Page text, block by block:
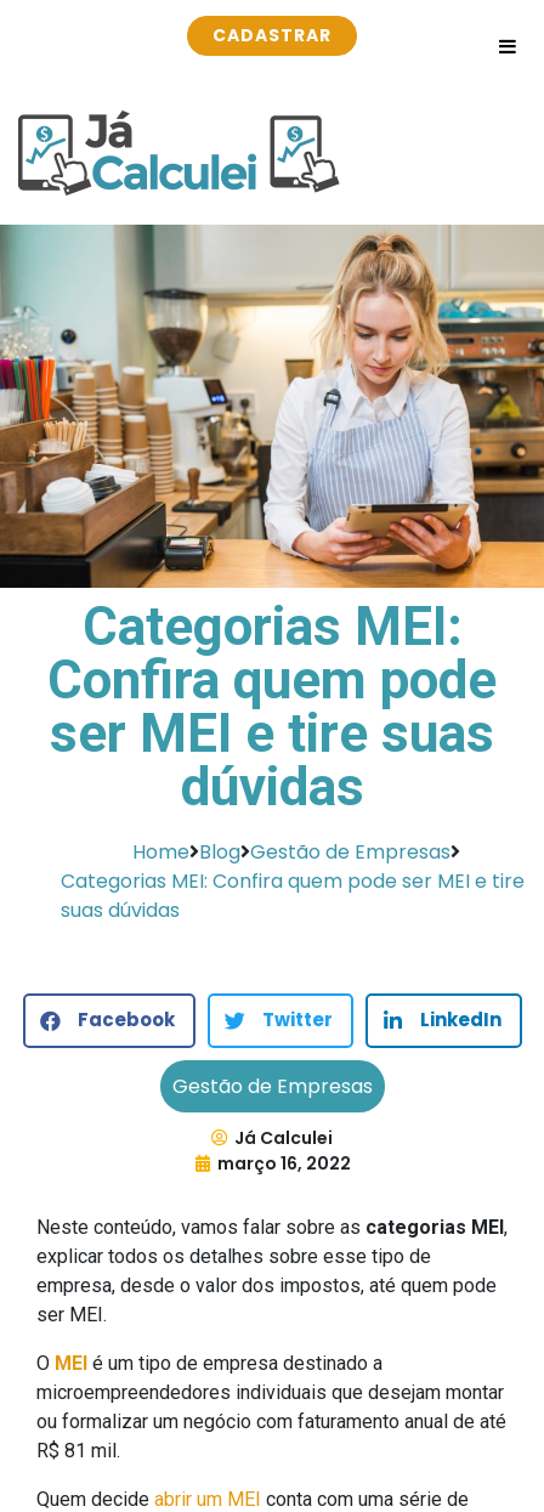
CADASTRAR
Categorias MEI:
Confira quem pode
ser MEI e tire suas
dúvidas
Home Blog Gestão de Empresas
Categorias MEI: Confira quem pode ser MEI e tire
suas dúvidas
Facebook Twitter LinkedIn
Gestão de Empresas
Já Calculei
março 16, 2022
Neste conteúdo, vamos falar sobre as categorias MEI,
explicar todos os detalhes sobre esse tipo de
empresa, desde o valor dos impostos, até quem pode
ser MEI.
O MEI é um tipo de empresa destinado a
microempreendedores individuais que desejam montar
ou formalizar um negócio com faturamento anual de até
R$ 81 mil.
Quem decide abrir um MEI conta com uma série de